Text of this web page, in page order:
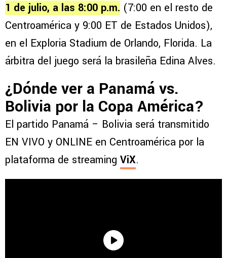
1 de julio, a las 8:00 p.m. (7:00 en el resto de
Centroamérica y 9:00 ET de Estados Unidos),
en el Exploria Stadium de Orlando, Florida. La
árbitra del juego será la brasileña Edina Alves.
¿Dónde ver a Panamá vs.
Bolivia por la Copa América?
El partido Panamá – Bolivia será transmitido
EN VIVO y ONLINE en Centroamérica por la
plataforma de streaming ViX.